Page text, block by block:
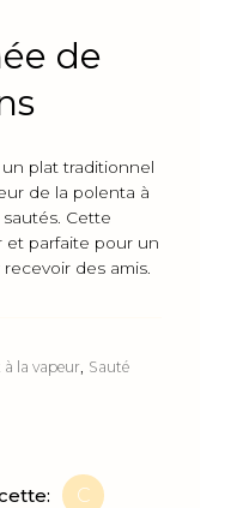
de
plat traditionnel
de la polenta à
Cette
et parfaite pour un
des amis.
à la vapeur Sauté
C